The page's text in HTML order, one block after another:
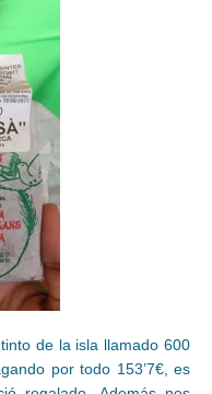
de la isla llamado 600
por todo 153’7€, es